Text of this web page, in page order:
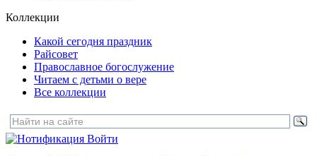
Коллекции
Какой сегодня праздник
Райсовет
Православное богослужение
Читаем с детьми о вере
Все коллекции
Войти